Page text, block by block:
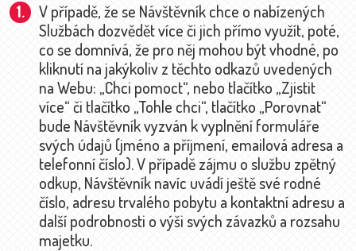
V případě, že se Návštěvník chce o nabízených
Službách dozvědět více či jich přímo využít, poté,
co se domnívá, že pro něj mohou být vhodné, po
kliknutí na jakýkoliv z těchto odkazů uvedených
na Webu: „Chci pomoct“, nebo tlačítko „Zjistit
více“ či tlačítko „Tohle chci“, tlačítko „Porovnat“
bude Návštěvník vyzván k vyplnění formuláře
svých údajů (jméno a příjmení, emailová adresa a
telefonní číslo). V případě zájmu o službu zpětný
odkup, Návštěvník navíc uvádí ještě své rodné
číslo, adresu trvalého pobytu a kontaktní adresu a
další podrobnosti o výši svých závazků a rozsahu
majetku.